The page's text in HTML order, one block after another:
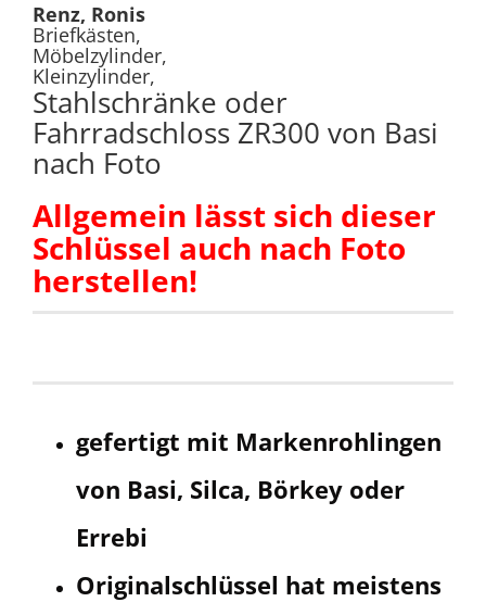
Renz, Ronis
Briefkästen,
Möbelzylinder,
Kleinzylinder,
Stahlschränke oder
Fahrradschloss ZR300 von Basi
nach Foto
Allgemein lässt sich dieser
Schlüssel auch nach Foto
herstellen!
gefertigt mit Markenrohlingen
von Basi, Silca, Börkey oder
Errebi
Originalschlüssel hat meistens